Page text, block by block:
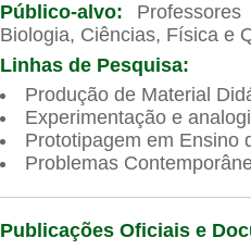
Público-alvo:
Biologia, Ciências, Física e
Linhas de Pesquisa:
Produção de Material
Experimentação e
Prototipagem em Ensino
Problemas
Publicações Oficiais e